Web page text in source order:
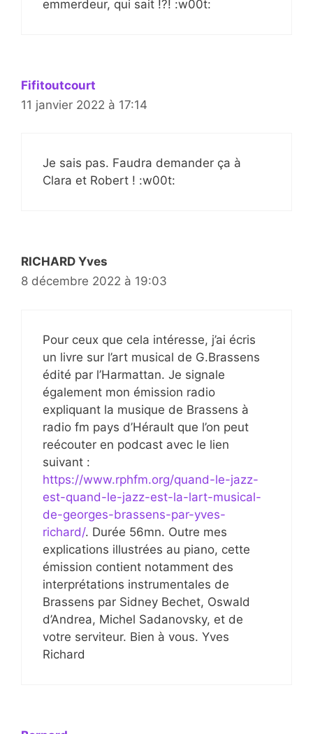
emmerdeur, qui sait !?! :w00t:
Fifitoutcourt
11 janvier 2022 à 17:14
Je sais pas. Faudra demander ça à
Clara et Robert ! :w00t:
RICHARD Yves
8 décembre 2022 à 19:03
Pour ceux que cela intéresse, j’ai écris
un livre sur l’art musical de G.Brassens
édité par l’Harmattan. Je signale
également mon émission radio
expliquant la musique de Brassens à
radio fm pays d’Hérault que l’on peut
reécouter en podcast avec le lien
suivant :
https://www.rphfm.org/quand-le-jazz-
est-quand-le-jazz-est-la-lart-musical-
de-georges-brassens-par-yves-
richard/. Durée 56mn. Outre mes
explications illustrées au piano, cette
émission contient notamment des
interprétations instrumentales de
Brassens par Sidney Bechet, Oswald
d’Andrea, Michel Sadanovsky, et de
votre serviteur. Bien à vous. Yves
Richard